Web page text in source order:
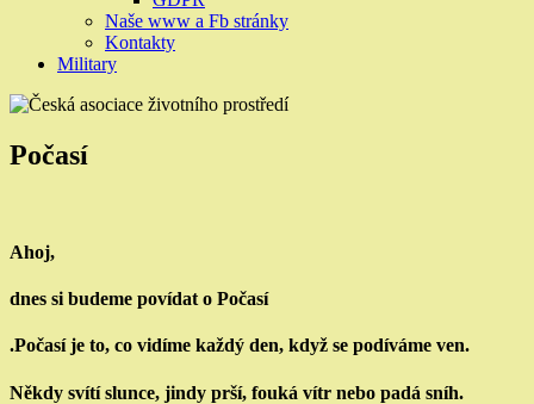
Naše www a Fb stránky
Kontakty
Military
Počasí
Ahoj,
dnes si budeme povídat o Počasí
.Počasí je to, co vidíme každý den, když se podíváme ven.
Někdy svítí slunce, jindy prší, fouká vítr nebo padá sníh.